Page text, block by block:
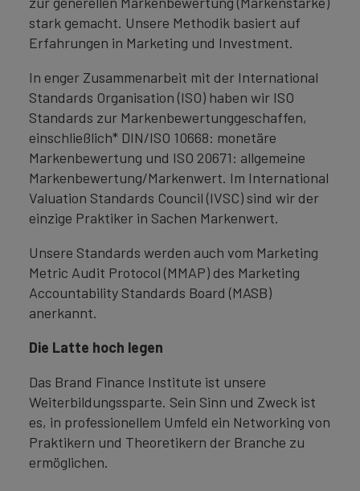
stark gemacht. Unsere Methodik basiert auf
Erfahrungen in Marketing und Investment.
In enger Zusammenarbeit mit der International
Standards Organisation (ISO) haben wir ISO
Standards zur Markenbewertunggeschaffen,
einschließlich* DIN/ISO 10668: monetäre
Markenbewertung und ISO 20671: allgemeine
Markenbewertung/Markenwert. Im International
Valuation Standards Council (IVSC) sind wir der
einzige Praktiker in Sachen Markenwert.
Unsere Standards werden auch vom Marketing
Metric Audit Protocol (MMAP) des Marketing
Accountability Standards Board (MASB)
anerkannt.
Die Latte hoch legen
Das Brand Finance Institute ist unsere
Weiterbildungssparte. Sein Sinn und Zweck ist
es, in professionellem Umfeld ein Networking von
Praktikern und Theoretikern der Branche zu
ermöglichen.